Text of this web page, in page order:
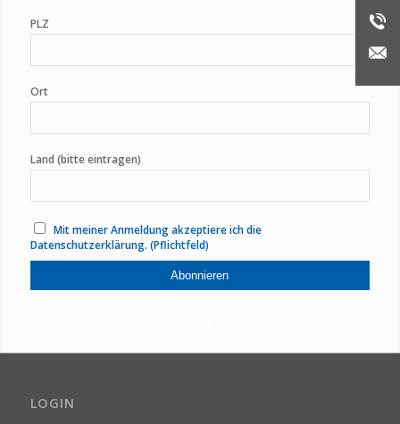
PLZ
Ort
Land (bitte eintragen)
Mit meiner Anmeldung akzeptiere ich die
Datenschutzerklärung. (Pflichtfeld)
LOGIN